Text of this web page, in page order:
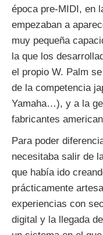
época pre-MIDI, en
empezaban a
muy pequeña
la que los
el propio W. Palm
de la competencia
Yamaha…), y a la
fabricantes
Para poder
necesitaba salir de
que había ido
prácticamente
experiencias con
digital y la llegada